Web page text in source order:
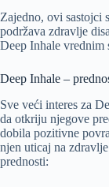
Zajedno, ovi sastojci
podržava zdravlje
Deep Inhale vrednim
Deep Inhale –
Sve veći interes za
da otkriju njegove
dobila pozitivne
njen uticaj na
prednosti: